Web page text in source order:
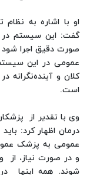
او با اشاره به
گفت: این سیستم در
صورت دقیق اجرا
عمومی در این
کلان و
است.
وی با تقدیر از
درمان اظهار کرد:
عمومی به پزشک
و در صورت نیاز،
شوند. همه اینها